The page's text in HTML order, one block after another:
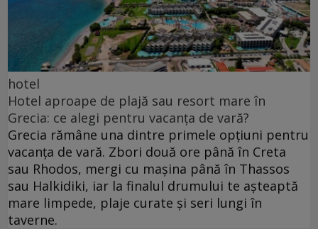
hotel
Hotel aproape de plajă sau resort mare în
Grecia: ce alegi pentru vacanța de vară?
Grecia rămâne una dintre primele opțiuni pentru
vacanța de vară. Zbori două ore până în Creta
sau Rhodos, mergi cu mașina până în Thassos
sau Halkidiki, iar la finalul drumului te așteaptă
mare limpede, plaje curate și seri lungi în
taverne.